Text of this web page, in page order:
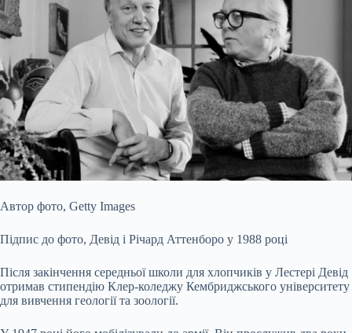
Автор фото, Getty Images
Підпис до фото, Девід і Річард Аттенборо у 1988 році
Після закінчення середньої школи для хлопчиків у Лестері Девід
отримав стипендію Клер-коледжу Кембриджського університету
для вивчення геології та зоології.